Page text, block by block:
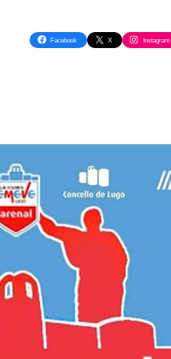
Facebook X Instagram